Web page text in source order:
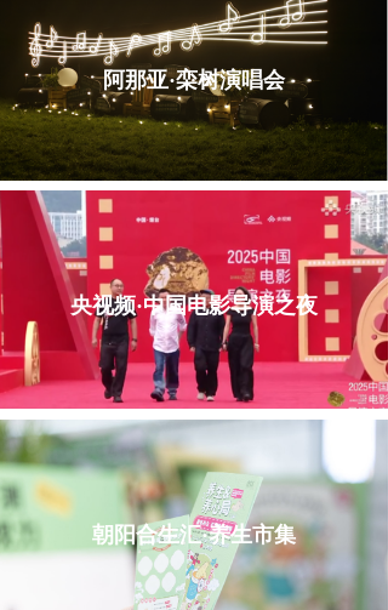
阿那亚·栾树演唱会
央视频·中国电影导演之夜
朝阳合生汇·养生市集